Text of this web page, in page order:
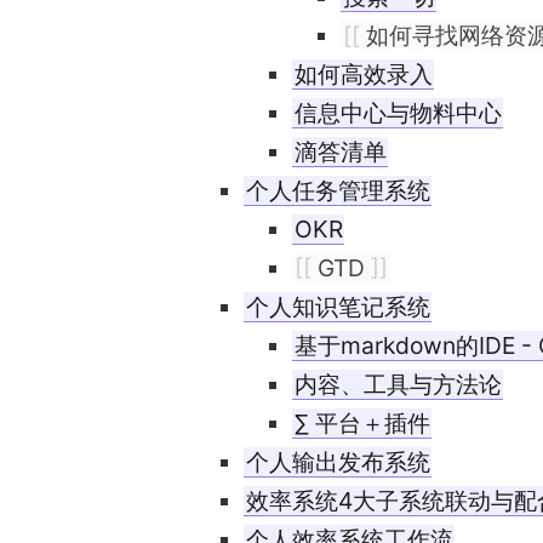
[[ 如何寻找网络资
如何高效录入
信息中心与物料中心
滴答清单
个人任务管理系统
OKR
[[ GTD ]]
个人知识笔记系统
基于markdown的IDE -
内容、工具与方法论
∑ 平台＋插件
个人输出发布系统
效率系统4大子系统联动与配